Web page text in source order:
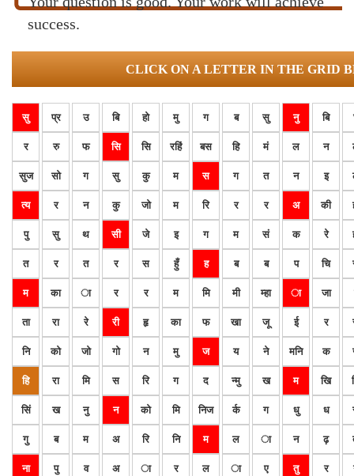
success.
CLICK ON A LETTER IN THE GRID
सु प्र उ बि हो मु ग ब सु नु बि
र रु फ सि सि रहिं बस हि मं ल न
सुज सो ग सु कु म स ग त न इ
त्य र न कु जो म रि र र अ की
पु सु थ सी जे इ ग म सं क रे
त र त र स हुँ ह ब ब प चि
म का ा र र म मि मी म्हा ा जा
ता रा रे री हृ का फ खा जू ई र
नि को जो गो न मु ज य ने मनि क
हि रा मि स रि ग द न्मु ख म खि
सिं ख नु न को मि निज र्क ग धु ध
गु ब म अ रि नि म ल ा न ढ़
ना पु व अ ा र ल ा ए तु र